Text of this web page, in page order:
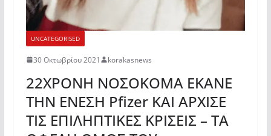
UNCATEGORISED
30 Οκτωβρίου 2021 korakasnews
22ΧΡΟΝΗ ΝΟΣΟΚΟΜΑ ΕΚΑΝΕ
ΤΗΝ ΕΝΕΣΗ Pfizer ΚΑΙ ΑΡΧΙΣΕ
ΤΙΣ ΕΠΙΛΗΠΤΙΚΕΣ ΚΡΙΣΕΙΣ – ΤΑ